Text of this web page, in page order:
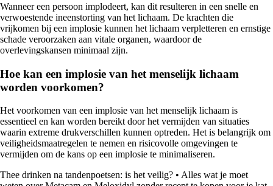
Wanneer een persoon implodeert, kan dit resulteren in een snelle en
verwoestende ineenstorting van het lichaam. De krachten die
vrijkomen bij een implosie kunnen het lichaam verpletteren en ernstige
schade veroorzaken aan vitale organen, waardoor de
overlevingskansen minimaal zijn.
Hoe kan een implosie van het menselijk lichaam
worden voorkomen?
Het voorkomen van een implosie van het menselijk lichaam is
essentieel en kan worden bereikt door het vermijden van situaties
waarin extreme drukverschillen kunnen optreden. Het is belangrijk om
veiligheidsmaatregelen te nemen en risicovolle omgevingen te
vermijden om de kans op een implosie te minimaliseren.
Thee drinken na tandenpoetsen: is het veilig? • Alles wat je moet